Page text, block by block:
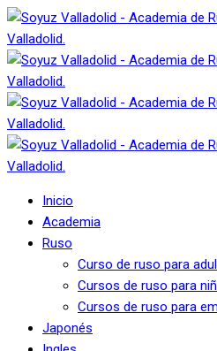
Inicio
Academia
Ruso
Curso de ruso para
Cursos de ruso para
Cursos de ruso para
Japonés